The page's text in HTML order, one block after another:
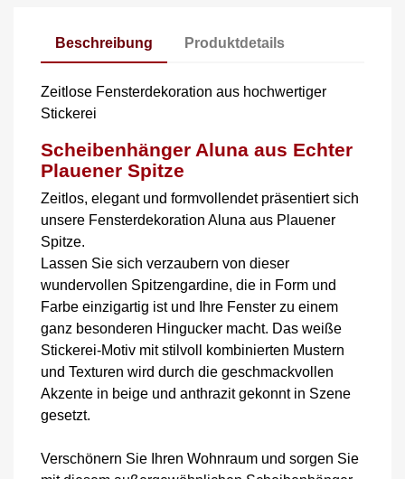
Beschreibung Produktdetails
Zeitlose Fensterdekoration aus hochwertiger
Stickerei
Scheibenhänger Aluna aus Echter
Plauener Spitze
Zeitlos, elegant und formvollendet präsentiert sich
unsere Fensterdekoration Aluna aus Plauener
Spitze.
Lassen Sie sich verzaubern von dieser
wundervollen Spitzengardine, die in Form und
Farbe einzigartig ist und Ihre Fenster zu einem
ganz besonderen Hingucker macht. Das weiße
Stickerei-Motiv mit stilvoll kombinierten Mustern
und Texturen wird durch die geschmackvollen
Akzente in beige und anthrazit gekonnt in Szene
gesetzt.
Verschönern Sie Ihren Wohnraum und sorgen Sie